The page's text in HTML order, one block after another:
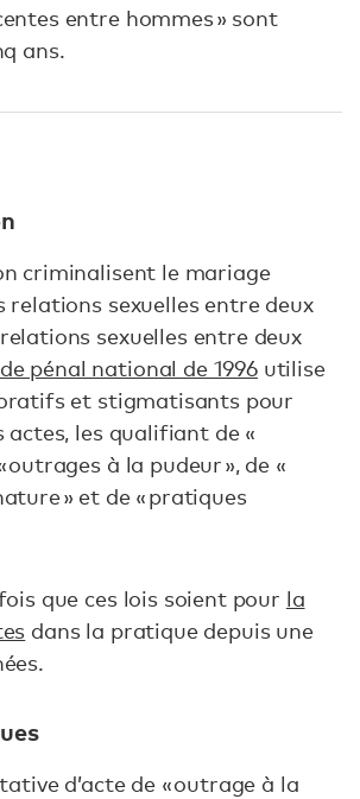
entre hommes » sont
ans.
criminalisent le mariage
relations sexuelles entre deux
sexuelles entre deux
pénal national de 1996utilise
et stigmatisants pour
actes, les qualifiant de «
outrages à la pudeur », de «
» et de « pratiques
que ces lois soient pour la
dans la pratique depuis une
d’acte de « outrage à la